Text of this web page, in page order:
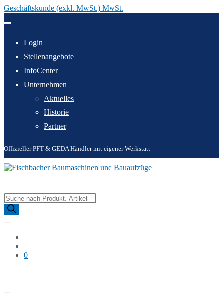
Geschäftskunde (exkl. MwSt.) MwSt.
Inhalt
Login
Stellenangebote
InfoCenter
Unternehmen
Aktuelles
Historie
Partner
Offizieller PFT & GEDA Händler mit eigener Werkstatt
Products
search
0